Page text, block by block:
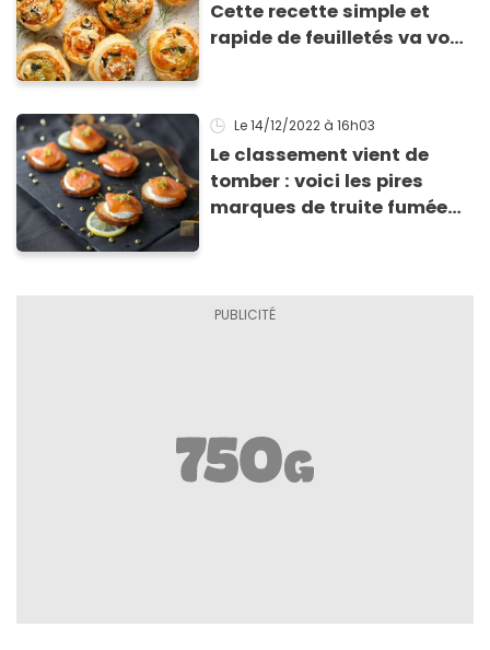
Cette recette simple et
rapide de feuilletés va vous
Le 14/12/2022 à 16h03
Le classement vient de
tomber : voici les pires
marques de truite fumée